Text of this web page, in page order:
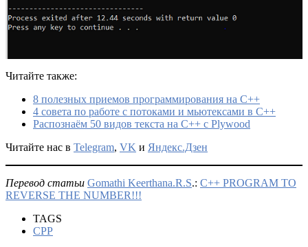
Читайте также:
8 полезных приемов программирования на C++
4 совета по работе с потоками и мьютексами в C++
Распознаём 50 видов текста на C++ с Plywood
Читайте нас в Telegram, VK и Яндекс.Дзен
Перевод статьи Gomathi Keerthana.R.S.: C++ PROGRAM TO
REVERSE THE NUMBER!!!
TAGS
CPP